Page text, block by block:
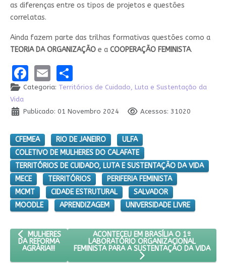
as diferenças entre os tipos de projetos e questões
correlatas.
Ainda fazem parte das trilhas formativas questões como a
TEORIA DA ORGANIZAÇÃOe aCOOPERAÇÃO FEMINISTA.
Facebook
EmailShare
Categoria: Territórios de Cuidado, Luta e Sustentação da
Vida
Publicado: 01 Novembro 2024
Acessos: 31020
CFEMEA RIO DE JANEIRO
ULFA
COLETIVO DE MULHERES DO CALAFATE
TERRITÓRIOS DE CUIDADO, LUTA E SUSTENTAÇÃO DA VIDA
MECE
TERRITÓRIOS
PERIFERIA FEMINISTA
MCMT
CIDADE ESTRUTURAL
SALVADOR
MOODLE
APRENDIZAGEM UNIVERSIDADE LIVRE
ARTIGO ANTERIOR: MULHERES DA REFORMA AGRÁRIA!!!
MULHERES
DA REFORMA
AGRÁRIA!!!
PRÓXIMO ARTIGO: ACONTECEU EM
ACONTECEU EM BRASÍLIA O 1º
LABORATÓRIO ORGANIZACIONAL
FEMINISTA PARA A SUSTENTAÇÃO DA VIDA